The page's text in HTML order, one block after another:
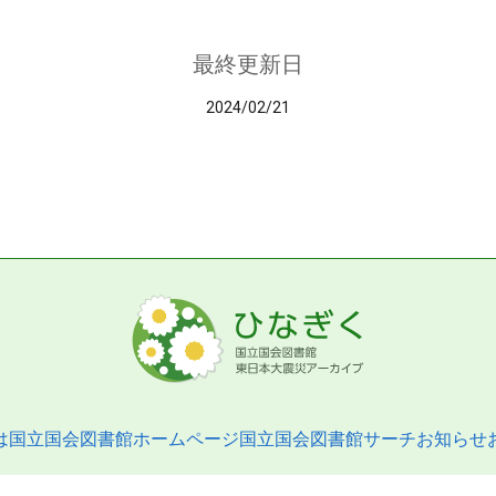
最終更新日
2024/02/21
国立国会図書館ホームページ国立国会図書館サーチお知らせ